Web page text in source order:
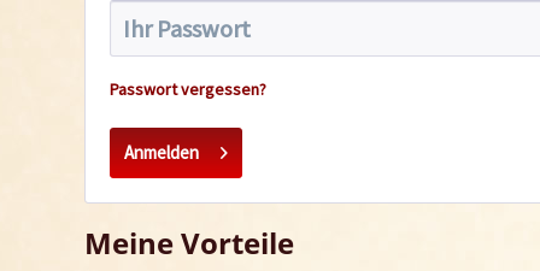
Passwort vergessen?
Anmelden
Meine Vorteile